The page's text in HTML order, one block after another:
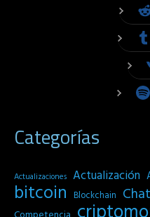
Categorías
Actualizaciones Actualización
bitcoin Blockchain